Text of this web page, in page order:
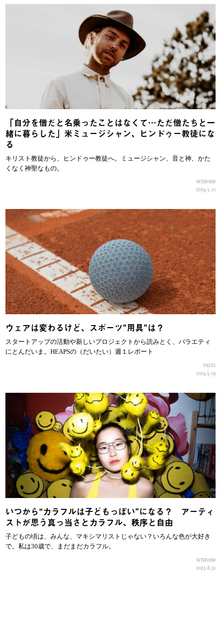
「自分を僧だと名乗ったことはなくて…ただ僧たちと一
緒に暮らした」米ミュージシャン、ヒンドゥー教徒にな
る
キリスト教徒から、ヒンドゥー教徒へ。ミュージシャン、音と神、かた
くなく神聖なもの。
INTERVIEW
2024.5.21
ウェアは変わるけど、スポーツ”用具”は？
スタートアップの活動や新しいプロジェクトから読みとく、バラエティ
にとんだいま。HEAPSの（だいたい）週１レポート
PIECES
2024.5.19
いつから“カラフルは子どもっぽい”になる？ アーティ
ストが思う真っ当さとカラフル、秩序と自由
子どもの頃は、みんな、マキシマリストじゃない？いろんな色が大好き
で。私は30歳で、まだまだカラフル。
INTERVIEW
2023.8.31